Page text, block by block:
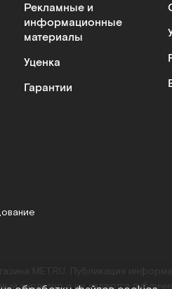
Рекламные и
информационные
материалы
Уценка
Гарантии
MET.RU. Публикация
характер и не являются